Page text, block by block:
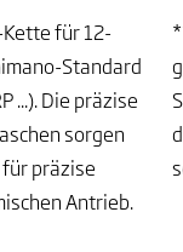
für 12-
Standard
...). Die präzise
sorgen
präzise
Antrieb.